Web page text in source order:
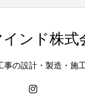
ンド株式
事の設計・製造・施